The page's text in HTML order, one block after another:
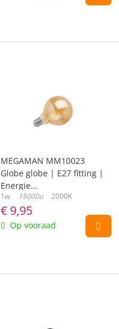
MEGAMAN MM10023
Globe globe | E27 fitting |
Energie...
1w 15000u 2000K
€ 9,95
Op vooraad